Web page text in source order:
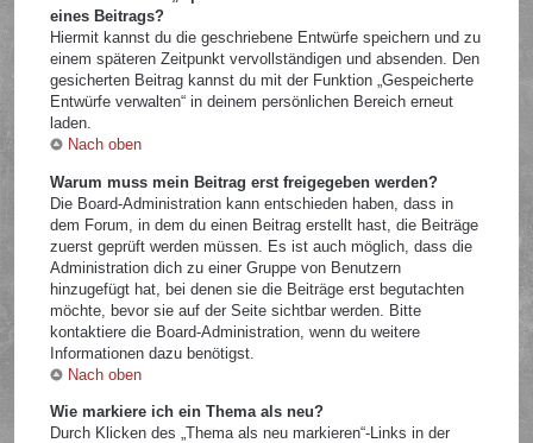
eines Beitrags?
Hiermit kannst du die geschriebene Entwürfe speichern und zu
einem späteren Zeitpunkt vervollständigen und absenden. Den
gesicherten Beitrag kannst du mit der Funktion „Gespeicherte
Entwürfe verwalten“ in deinem persönlichen Bereich erneut
laden.
Nach oben
Warum muss mein Beitrag erst freigegeben werden?
Die Board-Administration kann entschieden haben, dass in
dem Forum, in dem du einen Beitrag erstellt hast, die Beiträge
zuerst geprüft werden müssen. Es ist auch möglich, dass die
Administration dich zu einer Gruppe von Benutzern
hinzugefügt hat, bei denen sie die Beiträge erst begutachten
möchte, bevor sie auf der Seite sichtbar werden. Bitte
kontaktiere die Board-Administration, wenn du weitere
Informationen dazu benötigst.
Nach oben
Wie markiere ich ein Thema als neu?
Durch Klicken des „Thema als neu markieren“-Links in der